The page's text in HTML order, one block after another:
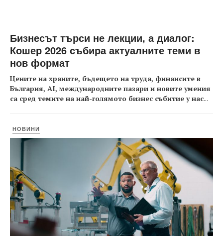
Бизнесът търси не лекции, а диалог:
Кошер 2026 събира актуалните теми в
нов формат
Цените на храните, бъдещето на труда, финансите в
България, AI, международните пазари и новите умения
са сред темите на най-голямото бизнес събитие у нас...
НОВИНИ